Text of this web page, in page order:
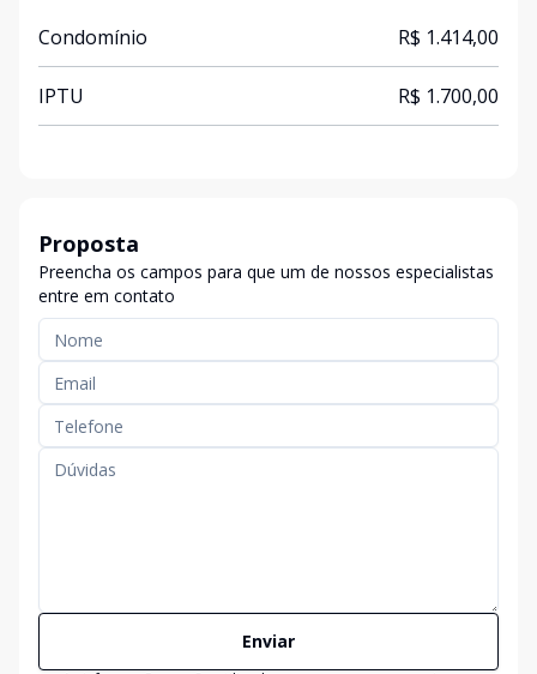
Condomínio R$ 1.414,00
IPTU R$ 1.700,00
Proposta
Preencha os campos para que um de nossos especialistas
entre em contato
Enviar